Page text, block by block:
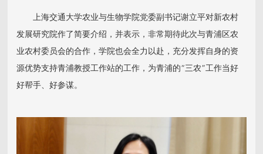
上海交通大学农业与生物学院党委副书记谢立平对新农村
发展研究院作了简要介绍，并表示，非常期待此次与青浦区农
业农村委员会的合作，学院也会全力以赴，充分发挥自身的资
源优势支持青浦教授工作站的工作，为青浦的“三农”工作当好
好帮手、好参谋。